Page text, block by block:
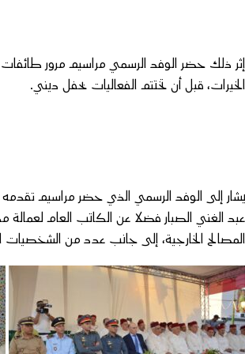
إثر ذلك حضر الوفد الرسمي مراسيم مرور طائفات
الخيرات، قبل أن تختتم الفعاليات بحفل ديني.
يشار إلى الوفد الرسمي الذي حضر مراسيم
عبد الغني الصبار فضلا عن الكاتب العام
المصالح الخارجية، إلى جانب عدد من الشخصيات